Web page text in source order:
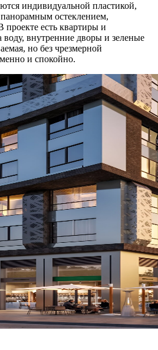
индивидуальной пластикой,
остеклением,
проекте есть квартиры и
внутренние дворы и зеленые
но без чрезмерной
и спокойно.